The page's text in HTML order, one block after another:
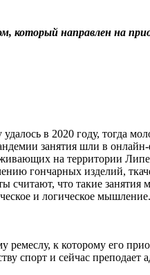
который направлен на
в 2020 году, тогда
занятия шли в
на территории
гончарных изделий,
что такие занятия
и логическое мышление.
ремеслу, к которому его
спорт и сейчас преподает